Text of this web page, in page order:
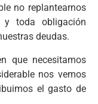
no replantearnos
y toda obligación
deudas.
que necesitamos
nos vemos
el gasto de